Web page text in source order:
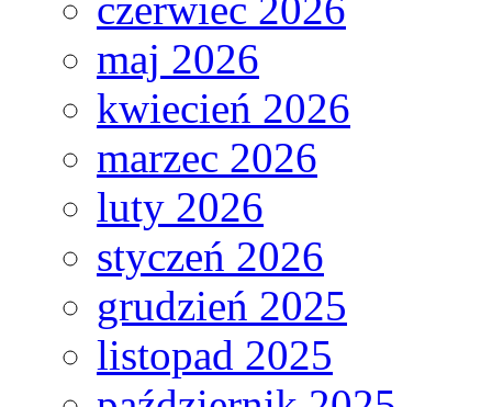
maj 2026
kwiecień 2026
marzec 2026
luty 2026
styczeń 2026
grudzień 2025
listopad 2025